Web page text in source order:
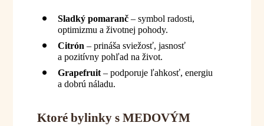
Sladký pomaranč– symbol radosti,
optimizmu a životnej pohody.
Citrón – prináša sviežosť, jasnosť
a pozitívny pohľad na život.
Grapefruit– podporuje ľahkosť, energiu
a dobrú náladu.
Ktoré bylinky s MEDOVÝM